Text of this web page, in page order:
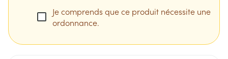
Je comprends que ce produit nécessite une
ordonnance.